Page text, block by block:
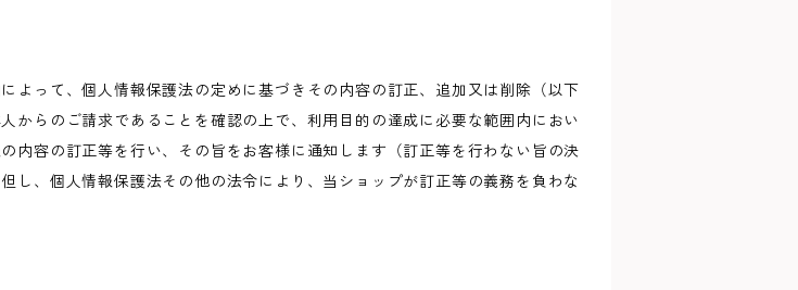
よって、個人情報保護法の定めに基づきその内容の訂正、追加又は削除（以下
からのご請求であることを確認の上で、利用目的の達成に必要な範囲内におい
内容の訂正等を行い、その旨をお客様に通知します（訂正等を行わない旨の決
し、個人情報保護法その他の法令により、当ショップが訂正等の義務を負わな